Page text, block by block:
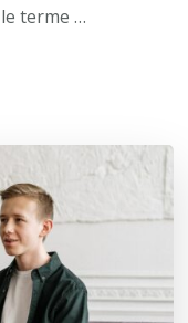
terme …